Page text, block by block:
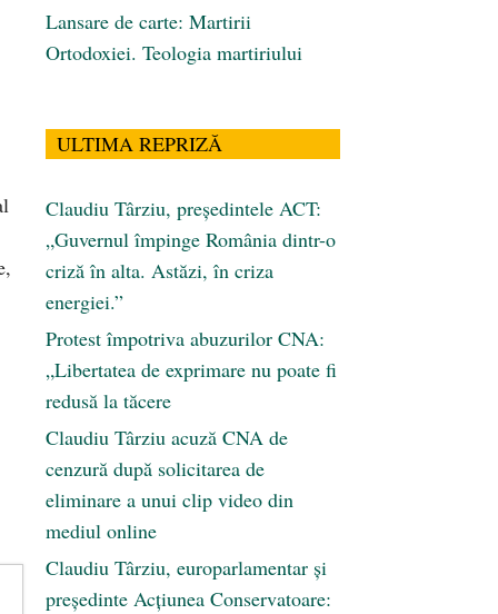
Lansare de carte: Martirii
Ortodoxiei. Teologia martiriului
ULTIMA REPRIZĂ
Claudiu Târziu, președintele ACT:
„Guvernul împinge România dintr-o
criză în alta. Astăzi, în criza
energiei.”
Protest împotriva abuzurilor CNA:
„Libertatea de exprimare nu poate fi
redusă la tăcere
Claudiu Târziu acuză CNA de
cenzură după solicitarea de
eliminare a unui clip video din
mediul online
Claudiu Târziu, europarlamentar și
președinte Acțiunea Conservatoare: